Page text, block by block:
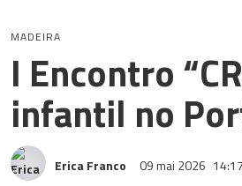
MADEIRA
I Encontro
infantil no
Erica Franco 09 mai 2026 14:17